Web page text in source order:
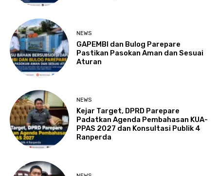
NEWS
GAPEMBI dan Bulog Parepare
Pastikan Pasokan Aman dan Sesuai
Aturan
NEWS
Kejar Target, DPRD Parepare
Padatkan Agenda Pembahasan KUA-
PPAS 2027 dan Konsultasi Publik 4
Ranperda